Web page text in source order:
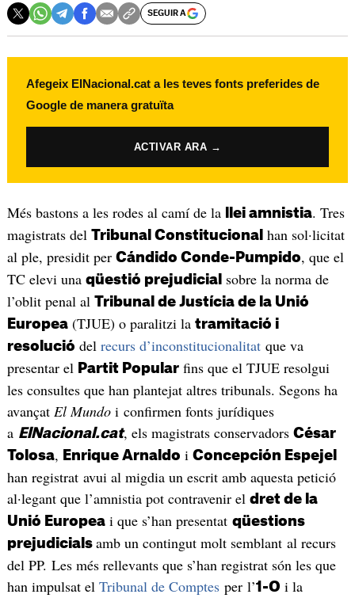
SEGUIR A
Afegeix ElNacional.cat a les teves fonts preferides de
Google de manera gratuïta
ACTIVAR ARA →
Més bastons a les rodes al camí de la llei amnistia. Tres
magistrats del Tribunal Constitucional han sol·licitat
al ple, presidit per Cándido Conde-Pumpido, que el
TC elevi una qüestió prejudicial sobre la norma de
l’oblit penal al Tribunal de Justícia de la Unió
Europea(TJUE) o paralitzi la tramitació i
resolució del recurs d’inconstitucionalitatque va
presentar el Partit Popularfins que el TJUE resolgui
les consultes que han plantejat altres tribunals. Segons ha
avançat El Mundoi confirmen fonts jurídiques
a ElNacional.cat, els magistrats conservadors César
Tolosa, Enrique Arnaldo i Concepción Espejel
han registrat avui al migdia un escrit amb aquesta petició
al·legant que l’amnistia pot contravenir el dret de la
Unió Europeai que s’han presentat qüestions
prejudicials amb un contingut molt semblant al recurs
del PP. Les més rellevants que s’han registrat són les que
han impulsat el Tribunal de Comptesper l’1-O i la